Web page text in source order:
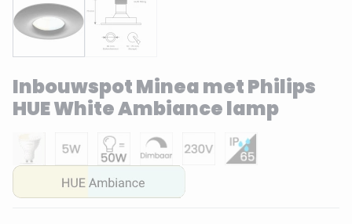
Inbouwspot Minea met Philips
HUE White Ambiance lamp